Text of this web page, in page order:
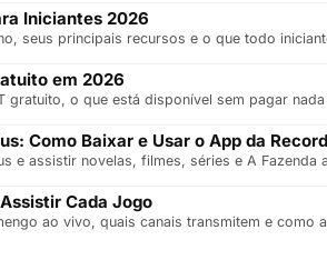
Iniciantes 2026
seus principais recursos e o que todo
em 2026
gratuito, o que está disponível sem pagar
Como Baixar e Usar o App da Record
e assistir novelas, filmes, séries e A
Cada Jogo
ao vivo, quais canais transmitem e como